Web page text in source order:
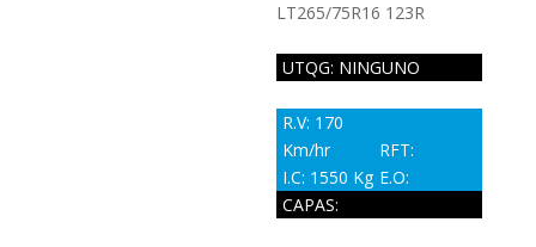
LT265/75R16 123R
UTQG: NINGUNO
R.V: 170
Km/hr
RFT:
I.C: 1550 Kg E.O:
CAPAS: